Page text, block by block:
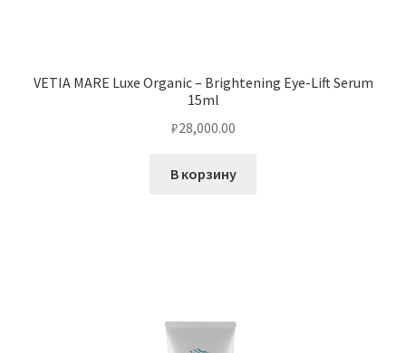
VETIA MARE Luxe Organic – Brightening Eye-Lift Serum
15ml
₽28,000.00
В корзину